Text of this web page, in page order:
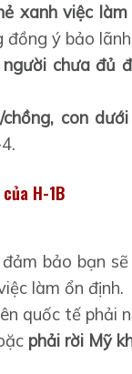
xanh việc làm
đồng ý bảo
chưa đủ
chồng, con
H-1B
bảo bạn
làm ổn định.
quốc tế phải
phải rời Mỹ